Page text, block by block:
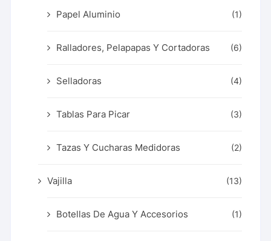
Papel Aluminio (1)
Ralladores, Pelapapas Y Cortadoras (6)
Selladoras (4)
Tablas Para Picar (3)
Tazas Y Cucharas Medidoras (2)
Vajilla (13)
Botellas De Agua Y Accesorios (1)